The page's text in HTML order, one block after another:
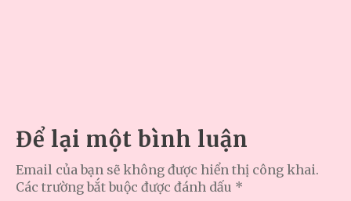
Để lại một bình luận
Email của bạn sẽ không được hiển thị công khai.
Các trường bắt buộc được đánh dấu *